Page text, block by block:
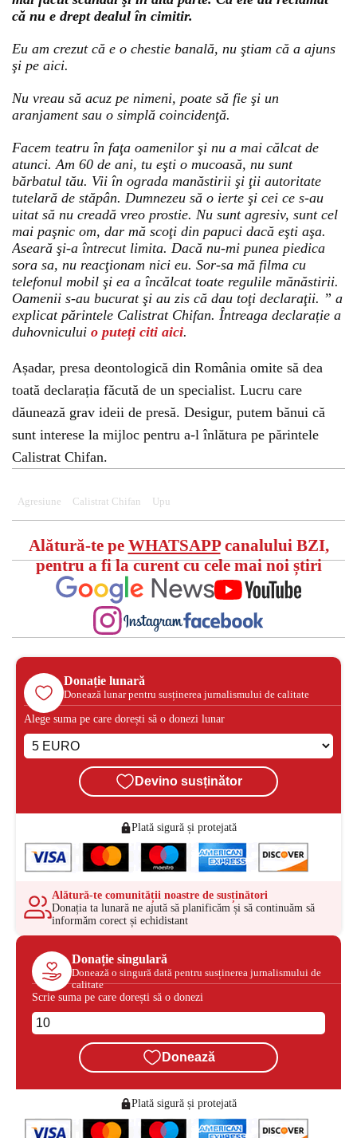
că nu e drept dealul în cimitir.
Eu am crezut că e o chestie banală, nu ştiam că a ajuns
şi pe aici.
Nu vreau să acuz pe nimeni, poate să fie şi un
aranjament sau o simplă coincidenţă.
Facem teatru în faţa oamenilor şi nu a mai călcat de
atunci. Am 60 de ani, tu eşti o mucoasă, nu sunt
bărbatul tău. Vii în ograda manăstirii şi ţii autoritate
tutelară de stăpân. Dumnezeu să o ierte şi cei ce s-au
uitat să nu creadă vreo prostie. Nu sunt agresiv, sunt cel
mai paşnic om, dar mă scoţi din papuci dacă eşti aşa.
Aseară şi-a întrecut limita. Dacă nu-mi punea piedica
sora sa, nu reacţionam nici eu. Sor-sa mă filma cu
telefonul mobil şi ea a încălcat toate regulile mănăstirii.
Oamenii s-au bucurat şi au zis că dau toţi declaraţii. ” a
explicat părintele Calistrat Chifan. Întreaga declarație a
duhovnicului o puteți citi aici.
Așadar, presa deontologică din România omite să dea
toată declarația făcută de un specialist. Lucru care
dăunează grav ideii de presă. Desigur, putem bănui că
sunt interese la mijloc pentru a-l înlătura pe părintele
Calistrat Chifan.
Agresiune Calistrat Chifan Upu
Alătură-te pe WHATSAPPcanalului BZI,
pentru a fi la curent cu cele mai noi știri
Donație lunară
Donează lunar pentru susținerea jurnalismului de calitate
Alege suma pe care dorești să o donezi lunar
Devino susținător
Plată sigură și protejată
Alătură-te comunității noastre de susținători
Donația ta lunară ne ajută să planificăm și să continuăm să
informăm corect și echidistant
Donație singulară
Donează o singură dată pentru susținerea jurnalismului de
calitate
Scrie suma pe care dorești să o donezi
Donează
Plată sigură și protejată